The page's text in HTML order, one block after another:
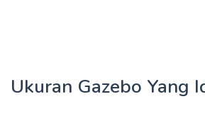
Ukuran Gazebo Yang